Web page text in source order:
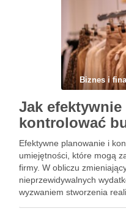
Biznes i
Jak
kontrolować
Efektywne planowanie i
umiejętności, które mogą
firmy. W obliczu
nieprzewidywalnych
wyzwaniem stworzenia